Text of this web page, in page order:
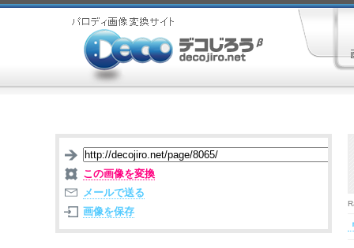
この画像を変換
メールで送る
画像を保存